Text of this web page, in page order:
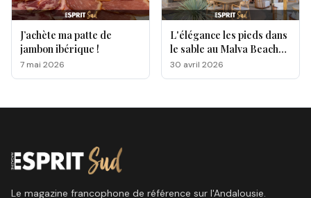
J’achète ma patte de
jambon ibérique !
7 mai 2026
L'élégance les pieds dans
le sable au Malva Beach
by Txema Palacio
30 avril 2026
Le magazine francophone de référence sur l'Andalousie.